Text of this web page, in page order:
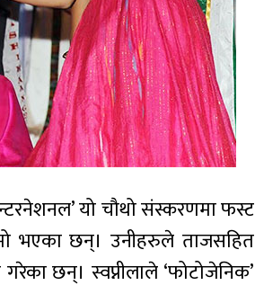
यो चौथो संस्करणमा फस्ट
भएका छन्। उनीहरुले ताजसहित
छन्। स्वप्नीलाले ‘फोटोजेनिक’